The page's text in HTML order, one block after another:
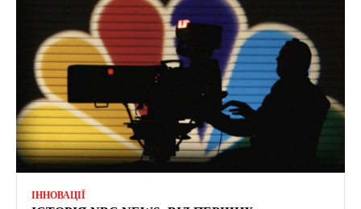
ІННОВАЦІЇ